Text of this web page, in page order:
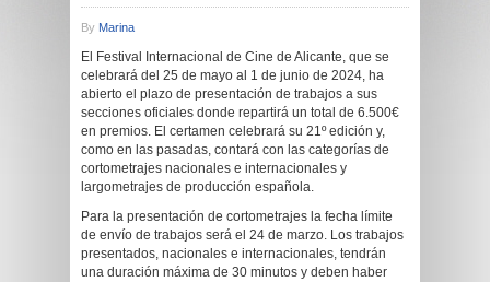
By Marina
El Festival Internacional de Cine de Alicante, que se
celebrará del 25 de mayo al 1 de junio de 2024, ha
abierto el plazo de presentación de trabajos a sus
secciones oficiales donde repartirá un total de 6.500€
en premios. El certamen celebrará su 21º edición y,
como en las pasadas, contará con las categorías de
cortometrajes nacionales e internacionales y
largometrajes de producción española.
Para la presentación de cortometrajes la fecha límite
de envío de trabajos será el 24 de marzo. Los trabajos
presentados, nacionales e internacionales, tendrán
una duración máxima de 30 minutos y deben haber